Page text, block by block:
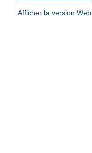
Afficher la version Web